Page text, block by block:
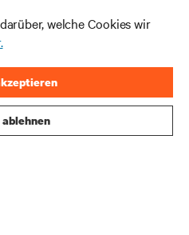
welche Cookies wir